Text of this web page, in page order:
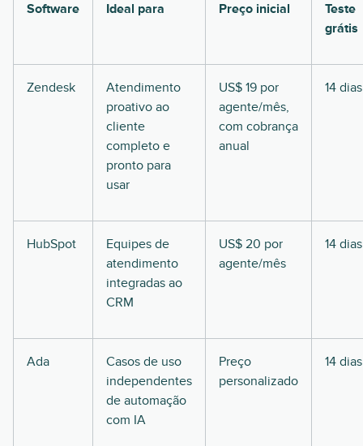
Software Ideal para Preço inicial
Teste
grátis
Zendesk
Atendimento
proativo ao
cliente
completo e
pronto para
usar
US$ 19 por
agente/mês,
com cobrança
anual
14 dias
HubSpot
Equipes de
atendimento
integradas ao
CRM
US$ 20 por
agente/mês
14 dias
Ada
Casos de uso
independentes
de automação
com IA
Preço
personalizado
14 dias